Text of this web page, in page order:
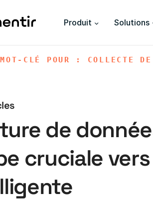
Produit Solutions
CLÉ POUR : COLLECTE
de
cruciale